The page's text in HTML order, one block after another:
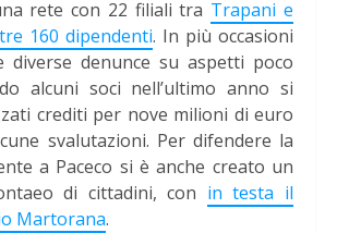
rete con 22 filiali tra Trapani e
160 dipendenti. In più occasioni
diverse denunce su aspetti poco
alcuni soci nell’ultimo anno si
crediti per nove milioni di euro
svalutazioni. Per difendere la
a Paceco si è anche creato un
di cittadini, con in testa il
Martorana.